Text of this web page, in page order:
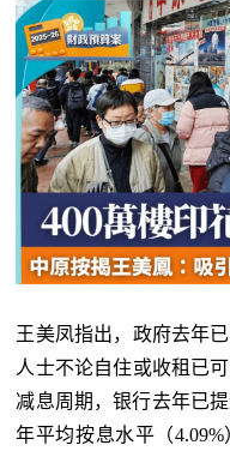
王美凤指出，政府去年
人士不论自住或收租已
减息周期，银行去年已
年平均按息水平（